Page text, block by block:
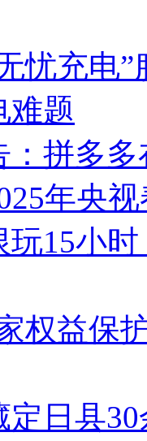
忧充电
难题
拼多
年央
15小
权益保
定日县